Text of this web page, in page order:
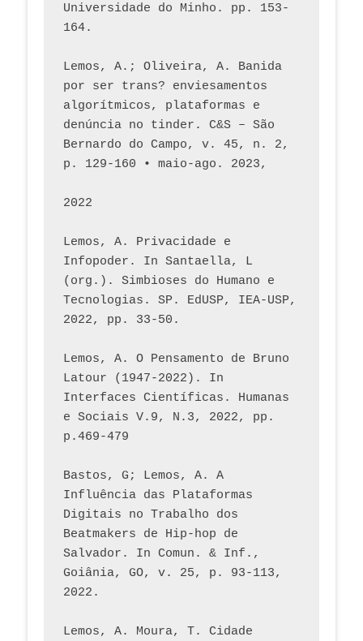
Universidade do Minho. pp. 153-
164.
Lemos, A.; Oliveira, A. Banida
por ser trans? enviesamentos
algorítmicos, plataformas e
denúncia no tinder. C&S – São
Bernardo do Campo, v. 45, n. 2,
p. 129-160 • maio-ago. 2023,
2022
Lemos, A. Privacidade e
Infopoder. In Santaella, L
(org.). Simbioses do Humano e
Tecnologias. SP. EdUSP, IEA-USP,
2022, pp. 33-50.
Lemos, A. O Pensamento de Bruno
Latour (1947-2022). In
Interfaces Científicas. Humanas
e Sociais V.9, N.3, 2022, pp.
p.469-479
Bastos, G; Lemos, A. A
Influência das Plataformas
Digitais no Trabalho dos
Beatmakers de Hip-hop de
Salvador. In Comun. & Inf.,
Goiânia, GO, v. 25, p. 93-113,
2022.
Lemos, A. Moura, T. Cidade